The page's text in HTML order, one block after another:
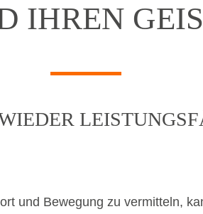
IHREN
und Bewegung zu vermitteln,